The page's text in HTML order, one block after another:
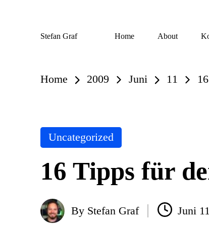
Stefan Graf Home About
Home 2009 Juni 11
Posted
in
Uncategorized
16 Tipps für
Posted
By Stefan Graf Juni